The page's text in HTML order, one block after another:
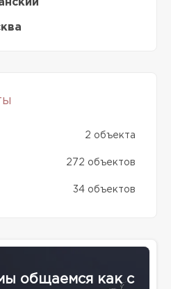
2 объекта
272 объектов
34 объектов
общаемся как с